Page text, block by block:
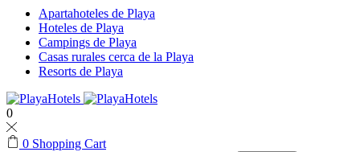
Apartahoteles de Playa
Hoteles de Playa
Campings de Playa
Casas rurales cerca de la Playa
Resorts de Playa
0
0 Shopping Cart